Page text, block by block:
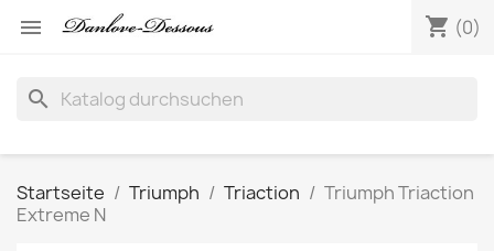
 shopping_cart (0)
search
Startseite Triumph Triaction
Triumph Triaction
Extreme N